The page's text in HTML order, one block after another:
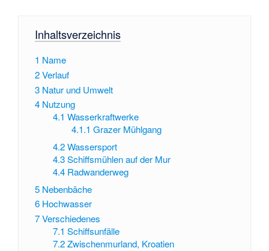
Inhaltsverzeichnis
1 Name
2Verlauf
3 Natur und Umwelt
4 Nutzung
4.1 Wasserkraftwerke
4.1.1 Grazer Mühlgang
4.2 Wassersport
4.3 Schiffsmühlen auf der Mur
4.4 Radwanderweg
5 Nebenbäche
6 Hochwasser
7Verschiedenes
7.1 Schiffsunfälle
7.2 Zwischenmurland, Kroatien